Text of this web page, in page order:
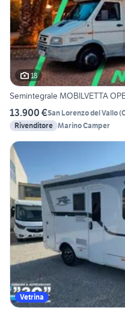
18
Semintegrale MOBILVETTA
13.900 €San Lorenzo del Vallo(
Rivenditore Marino Camper
Vetrina